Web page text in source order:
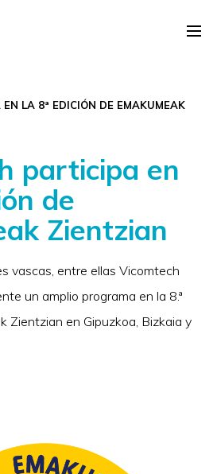
LA 8ª EDICIÓN DE EMAKUMEAK
participa en
de
Zientzian
vascas, entre ellas Vicomtech
un amplio programa en la 8.ª
Zientzian en Gipuzkoa, Bizkaia y